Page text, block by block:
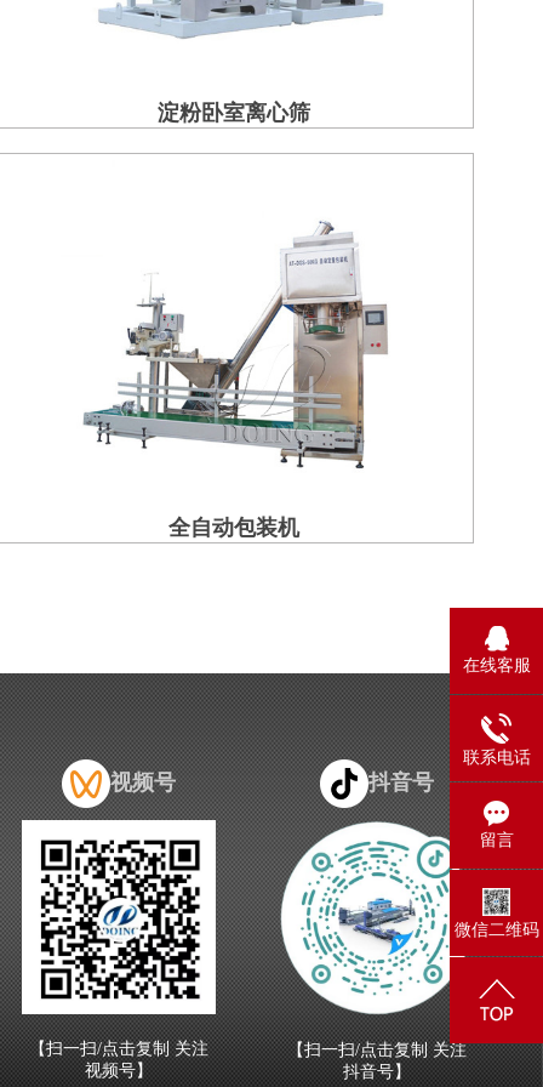
淀粉卧室离心筛
全自动包装机
视频号
【扫一扫/点击复制 关注
视频号】
抖音号
【扫一扫/点击复制 关注
抖音号】
在线客服
联系电话
留言
微信二维码